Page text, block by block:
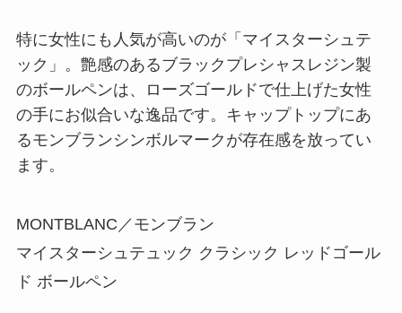
特に女性にも人気が高いのが「マイスターシュテ
ック」。艶感のあるブラックプレシャスレジン製
のボールペンは、ローズゴールドで仕上げた女性
の手にお似合いな逸品です。キャップトップにあ
るモンブランシンボルマークが存在感を放ってい
ます。
MONTBLANC／モンブラン
マイスターシュテュック クラシック レッドゴール
ド ボールペン